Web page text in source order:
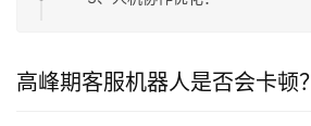
高峰期客服机器人是否会卡顿？